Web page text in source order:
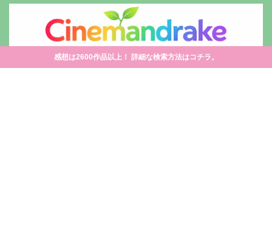
感想は2600作品以上！ 詳細な検索方法はコチラ。